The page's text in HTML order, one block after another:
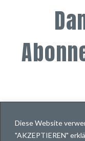
Diese Website
"AKZEPTIEREN"
oder